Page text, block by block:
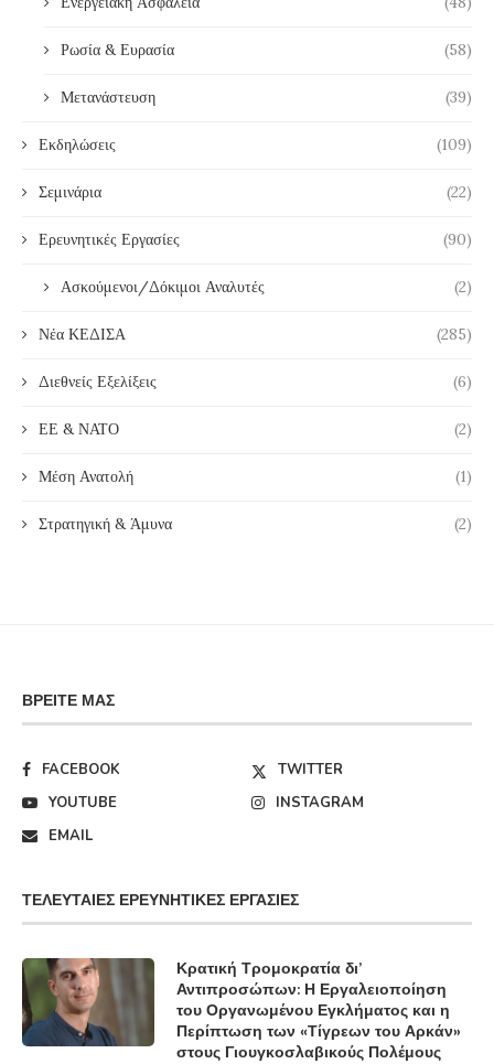
Ρωσία & Ευρασία (58)
Μετανάστευση (39)
Εκδηλώσεις (109)
Σεμινάρια (22)
Ερευνητικές Εργασίες (90)
Ασκούμενοι/Δόκιμοι Αναλυτές (2)
Νέα ΚΕΔΙΣΑ (285)
Διεθνείς Εξελίξεις (6)
ΕΕ & ΝΑΤΟ (2)
Μέση Ανατολή (1)
Στρατηγική & Άμυνα (2)
ΒΡΕΊΤΕ ΜΑΣ
FACEBOOK
TWITTER
YOUTUBE
INSTAGRAM
EMAIL
ΤΕΛΕΥΤΑΊΕΣ ΕΡΕΥΝΗΤΙΚΈΣ ΕΡΓΑΣΊΕΣ
Κρατική Τρομοκρατία δι’
Αντιπροσώπων: Η Εργαλειοποίηση
του Οργανωμένου Εγκλήματος και η
Περίπτωση των «Τίγρεων του Αρκάν»
στους Γιουγκοσλαβικούς Πολέμους